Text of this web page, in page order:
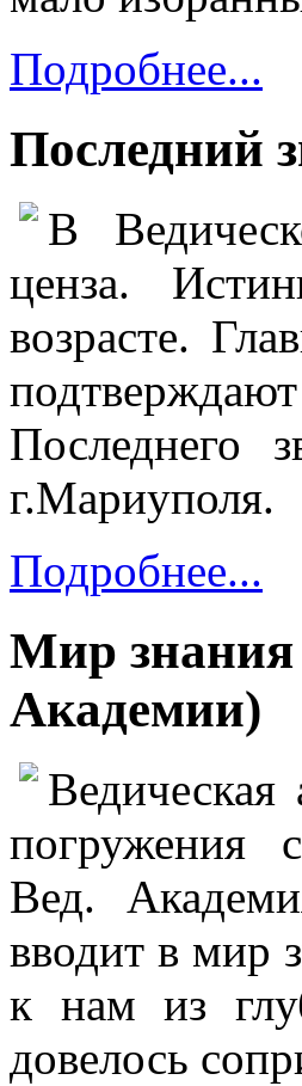
Подробнее...
Последний
В
ценза.
возрасте.
Последнего
г.Мариуполя.
Подробнее...
Мир знания
Академии)
Ведическая
погружения
Вед.
вводит вмир
к нам из
довелось